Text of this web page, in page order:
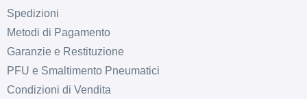
Esaurito
FONDMETAL 9rr Glossy
Silver 4 fori 17" 7X17
Spedizioni
Metodi di Pagamento
Garanzie e Restituzione
PFU e Smaltimento Pneumatici
Condizioni di Vendita